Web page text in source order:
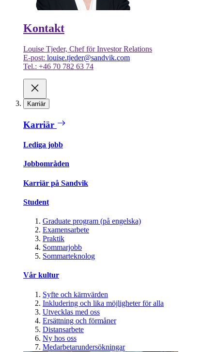
Kontakt
Louise Tjeder, Chef för Investor Relations
E-post: louise.tjeder@sandvik.com
Tel.: +46 70 782 63 74
Karriär
Karriär
Lediga jobb
Jobbområden
Karriär på Sandvik
Student
Graduate program (på engelska)
Examensarbete
Praktik
Sommarjobb
Sommarteknolog
Vår kultur
Syfte och kärnvärden
Inkludering och lika möjligheter för alla
Utvecklas med oss
Ersättning och förmåner
Distansarbete
Ny hos oss
Medarbetarundersökningar